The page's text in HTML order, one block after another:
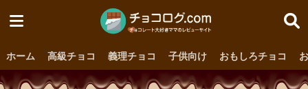
ホーム 高級チョコ 義理チョコ 子供向け おもしろチョコ